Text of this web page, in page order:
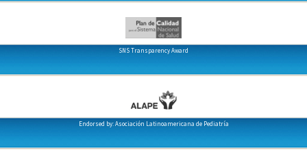
SNS Transparency Award
Endorsed by: Asociación Latinoamericana de Pediatría